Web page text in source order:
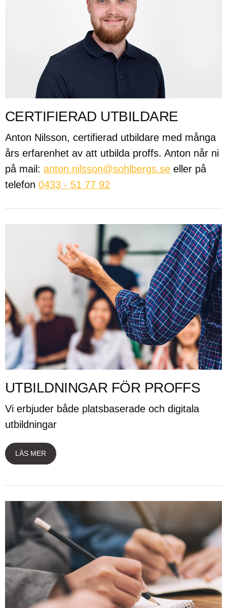
CERTIFIERAD UTBILDARE
Anton Nilsson, certifierad utbildare med många
års erfarenhet av att utbilda proffs. Anton når ni
på mail: anton.nilsson@sohlbergs.se eller på
telefon 0433 - 51 77 92
UTBILDNINGAR FÖR PROFFS
Vi erbjuder både platsbaserade och digitala
utbildningar
LÄS MER